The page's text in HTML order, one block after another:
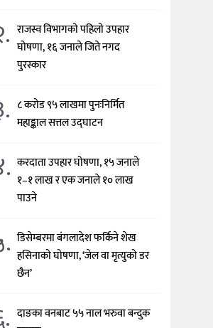
राजस्व विभागको पहिलो उपहार
घोषणा, १६ जनाले जिते नगद
पुरस्कार
८ करोड ९५ लाखमा पुनःनिर्मित
महाङ्काल सत्तल उद्घाटन
करदाता उपहार घोषणा, १५ जनाले
१–१ लाख र एक जनाले १० लाख
पाउने
डिसेम्बरमा बंगलादेश फर्किने शेख
हसिनाको घोषणा, ‘जेल वा मृत्युको डर
छैन’
दाङका वनबाट ५५ नाल भरुवा बन्दुक